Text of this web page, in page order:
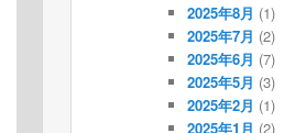
2025年8月 (1)
2025年7月 (2)
2025年6月 (7)
2025年5月 (3)
2025年2月 (1)
2025年1月 (2)